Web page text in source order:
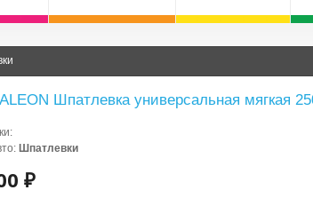
Шпатлевка универсальная мягкая
:
: Шпатлевки
₽